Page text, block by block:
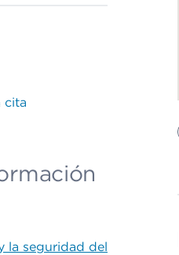
cita
la seguridad del